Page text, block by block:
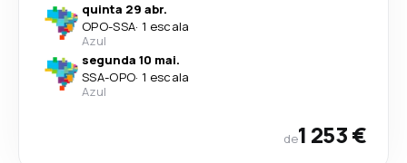
quinta 29 abr.
OPO-SSA· 1 escala
Azul
segunda 10 mai.
SSA-OPO· 1 escala
Azul
de1 253 €